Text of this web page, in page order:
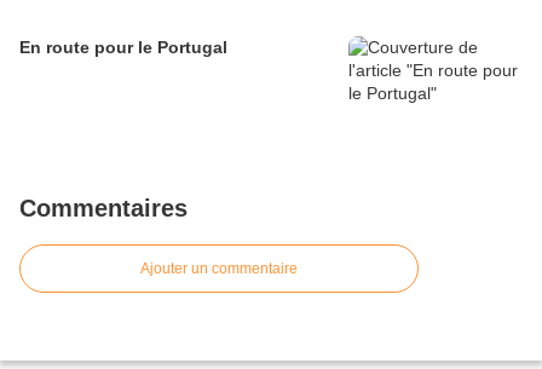
En route pour le Portugal
Commentaires
Ajouter un commentaire